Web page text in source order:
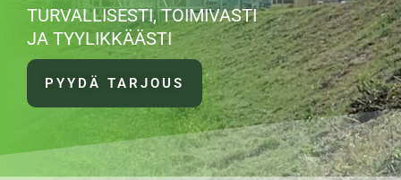
TURVALLISESTI, TOIMIVASTI
JA TYYLIKKÄÄSTI
PYYDÄ TARJOUS